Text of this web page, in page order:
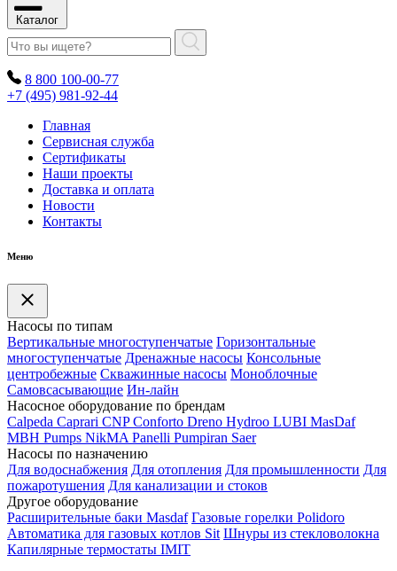
Каталог
8 800 100-00-77
+7 (495) 981-92-44
Главная
Сервисная служба
Сертификаты
Наши проекты
Доставка и оплата
Новости
Контакты
Меню
Насосы по типам
Вертикальные многоступенчатые Горизонтальные
многоступенчатые Дренажные насосы Консольные
центробежные Скважинные насосы Моноблочные
Самовсасывающие Ин-лайн
Насосное оборудование по брендам
Calpeda Caprari CNP Conforto Dreno Hydroo LUBI MasDaf
MBH Pumps NikMA Panelli Pumpiran Saer
Насосы по назначению
Для водоснабжения Для отопления Для промышленности Для
пожаротушения Для канализации и стоков
Другое оборудование
Расширительные баки Masdaf Газовые горелки Polidoro
Автоматика для газовых котлов Sit Шнуры из стекловолокна
Капилярные термостаты IMIT